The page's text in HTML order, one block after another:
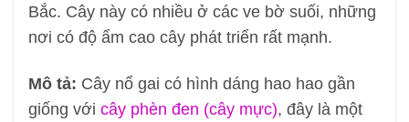
Bắc. Cây này có nhiều ở các ve bờ suối, những
nơi có độ ẩm cao cây phát triển rất mạnh.
Mô tả: Cây nổ gai có hình dáng hao hao gần
giống với cây phèn đen (cây mực), đây là một